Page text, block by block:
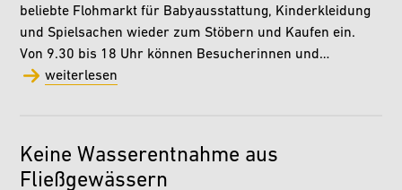
beliebte Flohmarkt für Babyausstattung, Kinderkleidung
und Spielsachen wieder zum Stöbern und Kaufen ein.
Von 9.30 bis 18 Uhr können Besucherinnen und…
weiterlesen
Keine Wasserentnahme aus
Fließgewässern